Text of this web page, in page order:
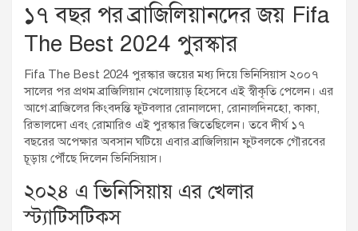
১৭ বছর পর ব্রাজিলিয়ানদের জয় Fifa
The Best 2024 পুরস্কার
Fifa The Best 2024 পুরস্কার জয়ের মধ্য দিয়ে ভিনিসিয়াস ২০০৭
সালের পর প্রথম ব্রাজিলিয়ান খেলোয়াড় হিসেবে এই স্বীকৃতি পেলেন। এর
আগে ব্রাজিলের কিংবদন্তি ফুটবলার রোনালদো, রোনালদিনহো, কাকা,
রিভালদো এবং রোমারিও এই পুরস্কার জিতেছিলেন। তবে দীর্ঘ ১৭
বছরের অপেক্ষার অবসান ঘটিয়ে এবার ব্রাজিলিয়ান ফুটবলকে গৌরবের
চূড়ায় পৌঁছে দিলেন ভিনিসিয়াস।
২০২৪ এ ভিনিসিয়ায় এর খেলার
স্ট্যাটিসটিকস